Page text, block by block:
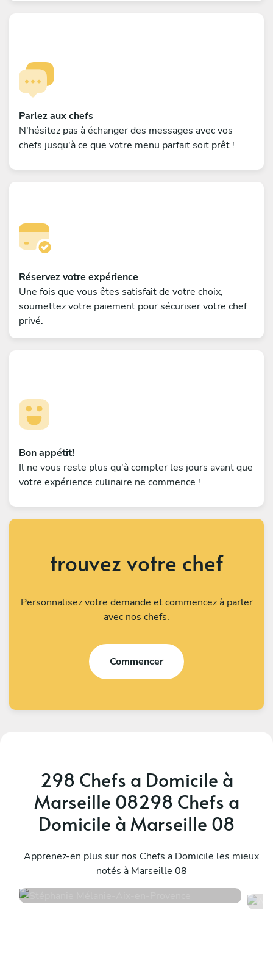
Parlez aux chefs
N'hésitez pas à échanger des messages avec vos
chefs jusqu'à ce que votre menu parfait soit prêt !
Réservez votre expérience
Une fois que vous êtes satisfait de votre choix,
soumettez votre paiement pour sécuriser votre chef
privé.
Bon appétit!
Il ne vous reste plus qu'à compter les jours avant que
votre expérience culinaire ne commence !
trouvez votre chef
Personnalisez votre demande et commencez à parler
avec nos chefs.
Commencer
298 Chefs a Domicile à
Marseille 08298 Chefs a
Domicile à Marseille 08
Apprenez-en plus sur nos Chefs a Domicile les mieux
notés à Marseille 08
Aix-en-Provence
90 services